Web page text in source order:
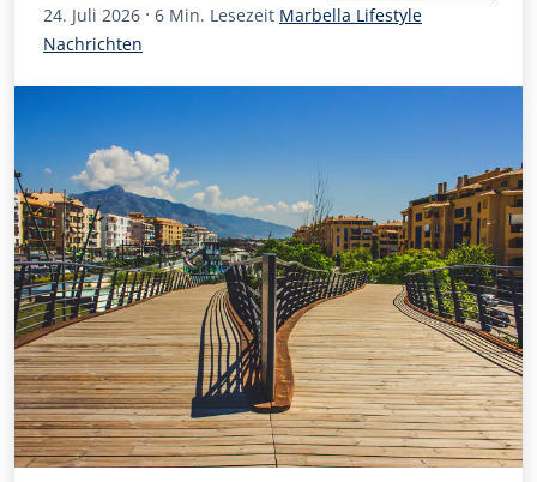
24. Juli 2026 · 6 Min. Lesezeit Marbella Lifestyle
Nachrichten